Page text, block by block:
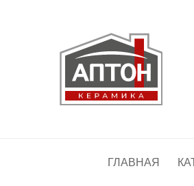
ГЛАВНАЯ